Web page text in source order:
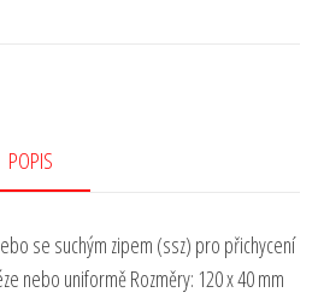
POPIS
se suchým zipem (ssz) pro přichycení
nebo uniformě Rozměry: 120 x 40 mm